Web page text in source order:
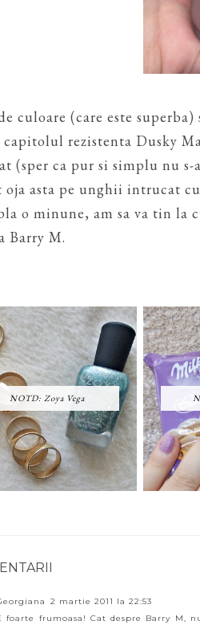
culoare (care este
capitolul rezistenta Dusky
(sper ca pur si simplu nu s-
oja asta pe unghii intrucat
o minune, am sa va tin la
Barry M.
NOTD: Zoya Vega
2 martie 2011 la 22:53
foarte frumoasa! Cat despre Barry M,